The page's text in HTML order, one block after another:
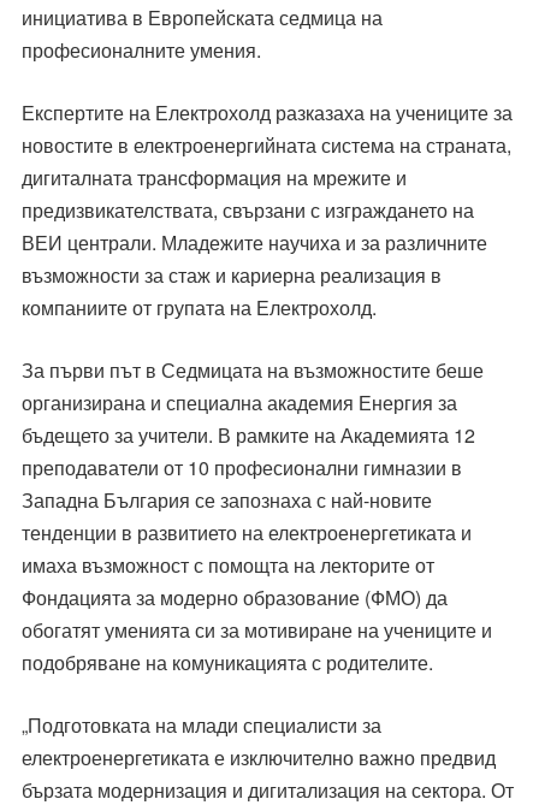
инициатива в Европейската седмица на
професионалните умения.
Експертите на Електрохолд разказаха на учениците за
новостите в електроенергийната система на страната,
дигиталната трансформация на мрежите и
предизвикателствата, свързани с изграждането на
ВЕИ централи. Младежите научиха и за различните
възможности за стаж и кариерна реализация в
компаниите от групата на Електрохолд.
За първи път в Седмицата на възможностите беше
организирана и специална академия Енергия за
бъдещето за учители. В рамките на Академията 12
преподаватели от 10 професионални гимназии в
Западна България се запознаха с най-новите
тенденции в развитието на електроенергетиката и
имаха възможност с помощта на лекторите от
Фондацията за модерно образование (ФМО) да
обогатят уменията си за мотивиране на учениците и
подобряване на комуникацията с родителите.
„Подготовката на млади специалисти за
електроенергетиката е изключително важно предвид
бързата модернизация и дигитализация на сектора. От